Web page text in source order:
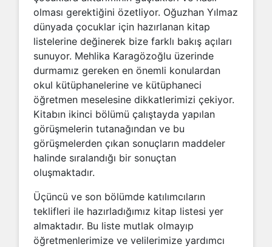
olması gerektiğini özetliyor. Oğuzhan Yılmaz
dünyada çocuklar için hazırlanan kitap
listelerine değinerek bize farklı bakış açıları
sunuyor. Mehlika Karagözoğlu üzerinde
durmamız gereken en önemli konulardan
okul kütüphanelerine ve kütüphaneci
öğretmen meselesine dikkatlerimizi çekiyor.
Kitabın ikinci bölümü çalıştayda yapılan
görüşmelerin tutanağından ve bu
görüşmelerden çıkan sonuçların maddeler
halinde sıralandığı bir sonuçtan
oluşmaktadır.
Üçüncü ve son bölümde katılımcıların
teklifleri ile hazırladığımız kitap listesi yer
almaktadır. Bu liste mutlak olmayıp
öğretmenlerimize ve velilerimize yardımcı